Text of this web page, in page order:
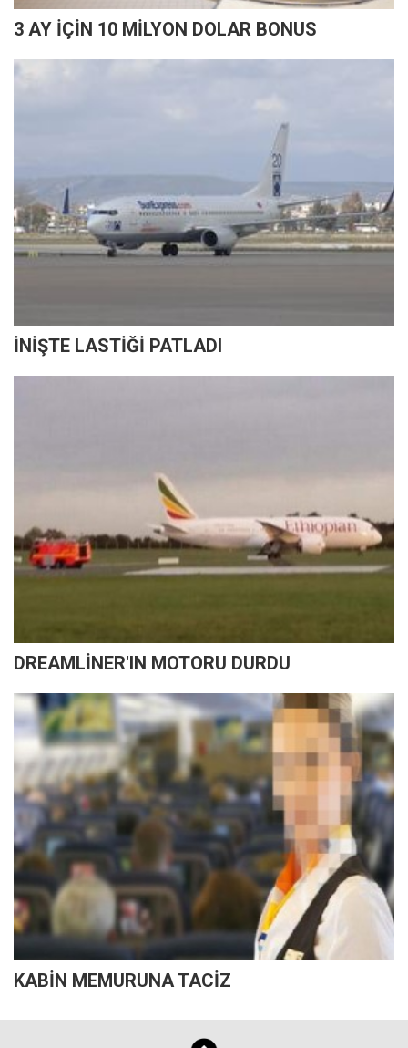
3 AY İÇİN 10 MİLYON DOLAR BONUS
İNİŞTE LASTİĞİ PATLADI
DREAMLİNER'IN MOTORU DURDU
KABİN MEMURUNA TACİZ